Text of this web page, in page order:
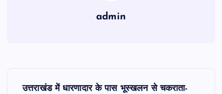
admin
उत्तराखंड में धारणादार के पास भूस्खलन से चकराता-